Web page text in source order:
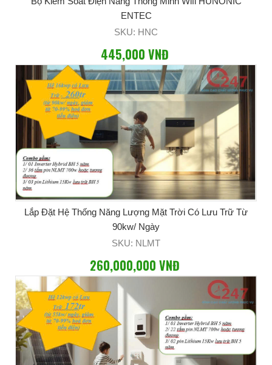
ENTEC
SKU: HNC
445,000 VNĐ
Lắp Đặt Hệ Thống Năng Lượng Mặt Trời Có Lưu Trữ Từ
90kw/ Ngày
SKU: NLMT
260,000,000 VNĐ